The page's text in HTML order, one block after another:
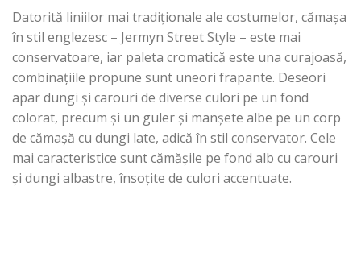
Datorită liniilor mai tradiționale ale costumelor, cămașa
în stil englezesc – Jermyn Street Style – este mai
conservatoare, iar paleta cromatică este una curajoasă,
combinațiile propune sunt uneori frapante. Deseori
apar dungi și carouri de diverse culori pe un fond
colorat, precum și un guler și manșete albe pe un corp
de cămașă cu dungi late, adică în stil conservator. Cele
mai caracteristice sunt cămășile pe fond alb cu carouri
și dungi albastre, însoțite de culori accentuate.